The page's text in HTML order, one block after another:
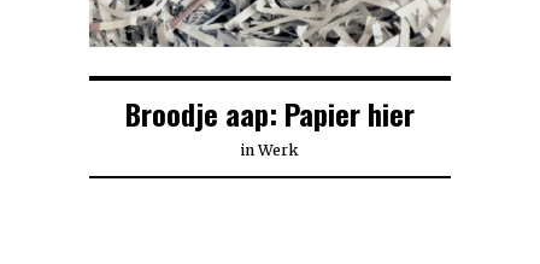
Broodje aap: Papier hier
in Werk